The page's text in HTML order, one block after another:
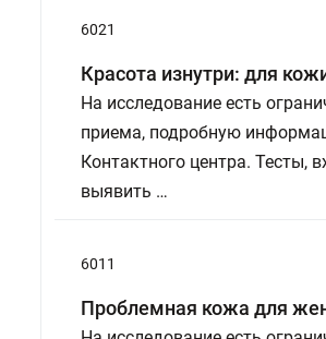
6021
Красота изнутри: для
На исследование есть
приема, подробную
Контактного центра. Тесты,
выявить …
6011
Проблемная кожа для